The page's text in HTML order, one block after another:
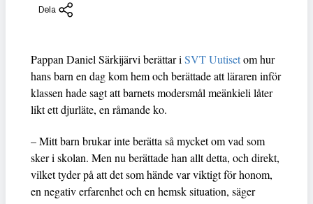
Dela
Pappan Daniel Särkijärvi berättar iSVT Uutisetom hur
hans barn en dag kom hem och berättade att läraren inför
klassen hade sagt att barnets modersmål meänkieli låter
likt ett djurläte, en råmande ko.
– Mitt barn brukar inte berätta så mycket om vad som
sker i skolan. Men nu berättade han allt detta, och direkt,
vilket tyder på att det som hände var viktigt för honom,
en negativ erfarenhet och en hemsk situation, säger